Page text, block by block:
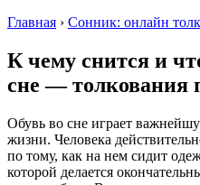
Главная › Сонник: онлайн
К чему снится и
сне — толкования
Обувь во сне играет
жизни. Человека
по тому, как на нем сидит
которой делается